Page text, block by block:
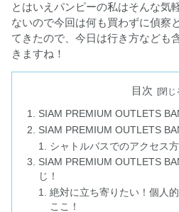
とはいえパンピーの私はそんな気
ないので今回は何も買わずに偵察
てきたので、今日は行き方なども
きますね！
目次
SIAM PREMIUM OUTLETS
SIAM PREMIUM OUTLETS
シャトルバスでのアクセス
SIAM PREMIUM OUTLETS
じ！
絶対に立ち寄りたい！個人
ここ！